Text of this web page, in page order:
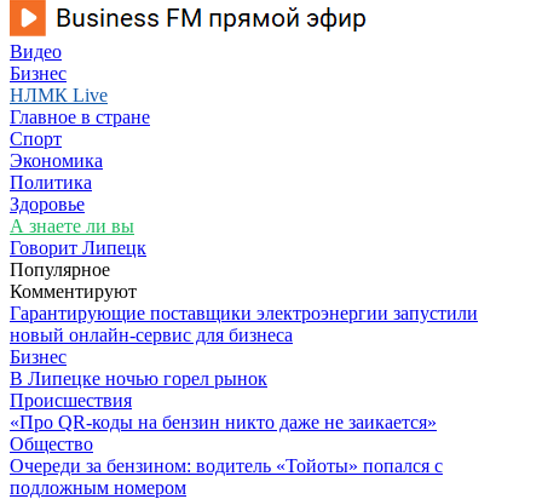
Видео
Бизнес
НЛМК Live
Главное в стране
Спорт
Экономика
Политика
Здоровье
А знаете ли вы
Говорит Липецк
Популярное
Комментируют
Гарантирующие поставщики электроэнергии запустили
новый онлайн-сервис для бизнеса
Бизнес
В Липецке ночью горел рынок
Происшествия
«Про QR-коды на бензин никто даже не заикается»
Общество
Очереди за бензином: водитель «Тойоты» попался с
подложным номером